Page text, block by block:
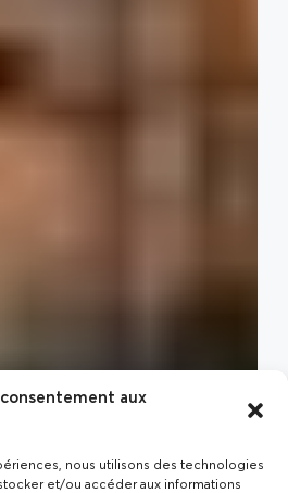
aux
nous utilisons des technologies
et/ou accéder aux informations